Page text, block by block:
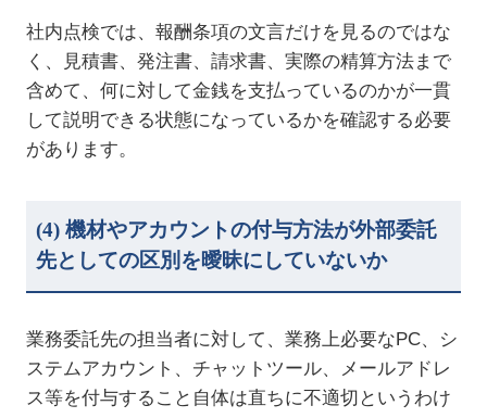
社内点検では、報酬条項の文言だけを見るのではな
く、見積書、発注書、請求書、実際の精算方法まで
含めて、何に対して金銭を支払っているのかが一貫
して説明できる状態になっているかを確認する必要
があります。
(4) 機材やアカウントの付与方法が外部委託
先としての区別を曖昧にしていないか
業務委託先の担当者に対して、業務上必要なPC、シ
ステムアカウント、チャットツール、メールアドレ
ス等を付与すること自体は直ちに不適切というわけ